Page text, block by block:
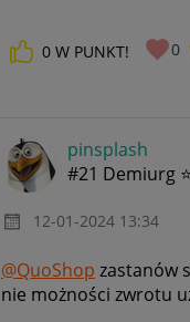
0 W PUNKT! 0
pinsplash
#21 Demiurg
‎12-01-2024 13:34
@QuoShop zastanów
nie możności zwrotu